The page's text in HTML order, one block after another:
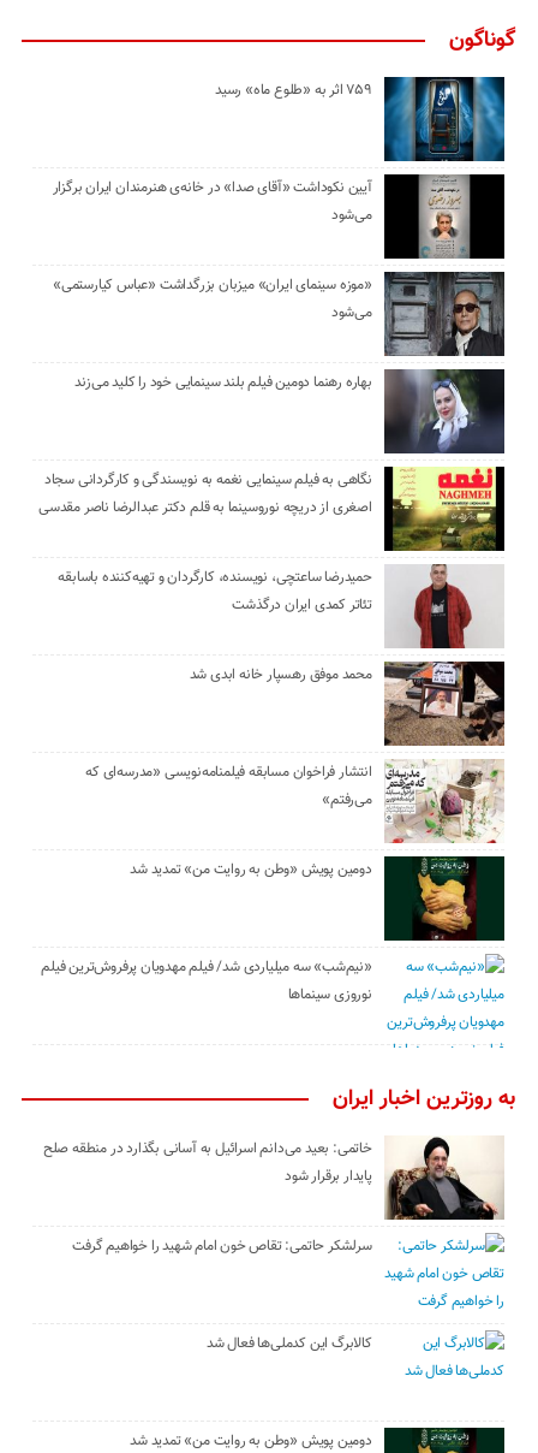
گوناگون
۷۵۹ اثر به «طلوع ماه» رسید
آیین نکوداشت «آقای صدا» در خانه‌ی هنرمندان ایران برگزار
می‌شود
«موزه سینمای ایران» میزبان بزرگداشت «عباس کیارستمی»
می‌شود
بهاره رهنما دومین فیلم بلند سینمایی خود را کلید می‌زند
نگاهی به فیلم سینمایی نغمه به نویسندگی و کارگردانی سجاد
اصغری از دریچه نوروسینما به قلم دکتر عبدالرضا ناصر مقدسی
حمیدرضا ساعتچی، نویسنده، کارگردان و تهیه‌کننده باسابقه
تئاتر کمدی ایران درگذشت
محمد موفق رهسپار خانه ابدی شد
انتشار فراخوان مسابقه فیلمنامه‌نویسی «مدرسه‌ای که
می‌رفتم»
دومین پویش «وطن به روایت من» تمدید شد
«نیم‌شب» سه میلیاردی شد/ فیلم مهدویان پرفروش‌ترین فیلم
نوروزی سینماها
به روزترین اخبار ایران
خاتمی: بعید می‌دانم اسرائیل به آسانی بگذارد در منطقه صلح
پایدار برقرار شود
سرلشکر حاتمی: تقاص خون امام شهید را خواهیم گرفت
کالابرگ این کدملی‌ها فعال شد
دومین پویش «وطن به روایت من» تمدید شد